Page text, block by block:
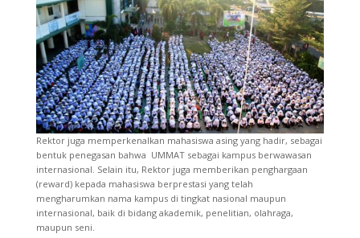
Rektor juga memperkenalkan mahasiswa asing yang hadir, sebagai
bentuk penegasan bahwa UMMAT sebagai kampus berwawasan
internasional. Selain itu, Rektor juga memberikan penghargaan
(reward) kepada mahasiswa berprestasi yang telah
mengharumkan nama kampus di tingkat nasional maupun
internasional, baik di bidang akademik, penelitian, olahraga,
maupun seni.